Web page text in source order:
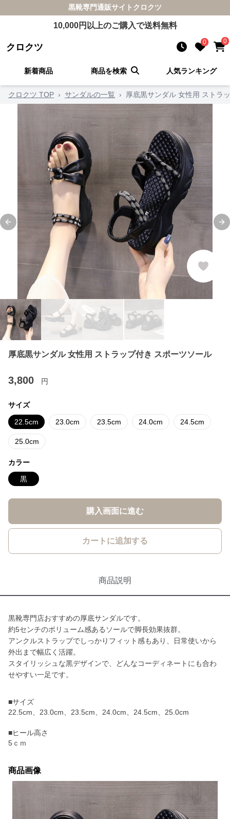
黒靴専門通販サイト クロクツ
10,000円以上のご購入で送料無料
クロクツ 0 0
新着商品 商品を検索 人気ランキング
クロクツ TOP › サンダルの一覧 › 厚底黒サンダル 女性用 ストラ
Previous slide
厚底黒サンダル 女性用 ストラップ付き スポーツソール
3,800 円
サイズ
22.5cm 23.0cm 23.5cm 24.0cm 24.5cm
25.0cm
カラー
黒
購入画面に進む
カートに追加する
商品説明
黒靴専門店おすすめの厚底サンダルです。
約5センチのボリューム感あるソールで脚長効果抜群。
アンクルストラップでしっかりフィット感もあり、日常使いから
外出まで幅広く活躍。
スタイリッシュな黒デザインで、どんなコーディネートにも合わ
せやすい一足です。
■サイズ
22.5cm、23.0cm、23.5cm、24.0cm、24.5cm、25.0cm
■ヒール高さ
5ｃｍ
商品画像